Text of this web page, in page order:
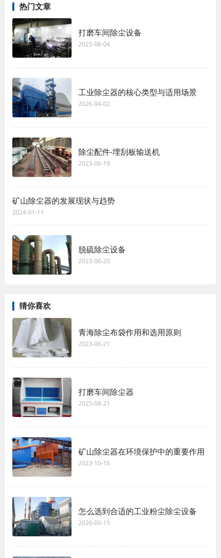
热门文章
打磨车间除尘设备
2025-08-04
工业除尘器的核心类型与适用场景
2026-04-02
除尘配件-埋刮板输送机
2023-06-19
矿山除尘器的发展现状与趋势
2024-01-11
脱硫除尘设备
2023-06-20
猜你喜欢
青海除尘布袋作用和选用原则
2023-06-21
打磨车间除尘器
2025-08-21
矿山除尘器在环境保护中的重要作用
2023-10-16
怎么选到合适的工业粉尘除尘设备
2026-06-15